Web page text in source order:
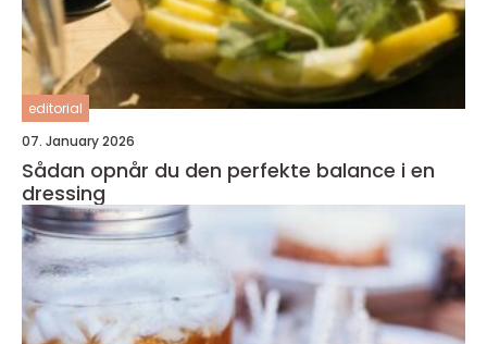
editorial
07. January 2026
Sådan opnår du den perfekte balance i en
dressing